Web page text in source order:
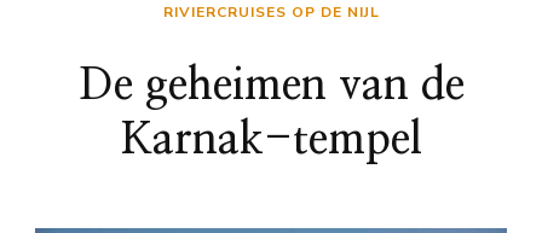
RIVIERCRUISES OP DE NIJL
De geheimen van de
Karnak-tempel